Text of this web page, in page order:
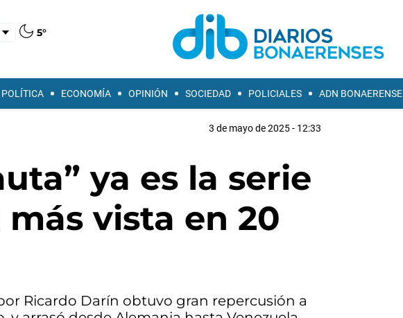
5°
POLÍTICA ECONOMÍA OPINIÓN SOCIEDAD POLICIALES ADN BONAERENSE
3 de mayo de 2025 - 12:33
ya es la serie
vista en 20
Ricardo Darín obtuvo gran repercusión a